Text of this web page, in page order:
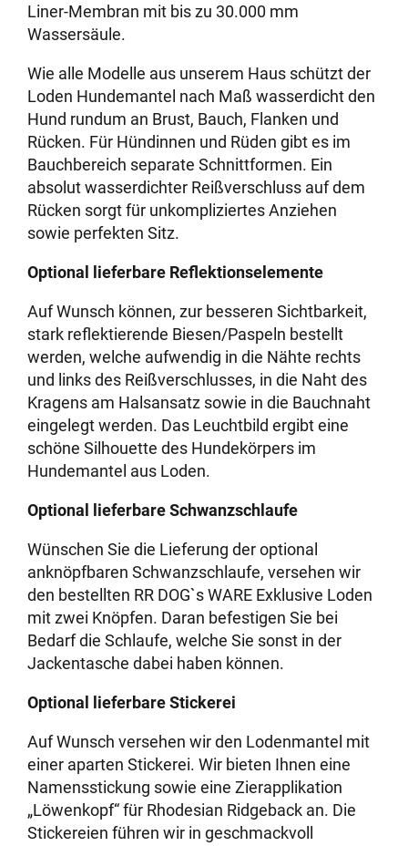
Liner-Membran mit bis zu 30.000 mm
Wassersäule.
Wie alle Modelle aus unserem Haus schützt der
Loden Hundemantel nach Maß wasserdicht den
Hund rundum an Brust, Bauch, Flanken und
Rücken. Für Hündinnen und Rüden gibt es im
Bauchbereich separate Schnittformen. Ein
absolut wasserdichter Reißverschluss auf dem
Rücken sorgt für unkompliziertes Anziehen
sowie perfekten Sitz.
Optional lieferbare Reflektionselemente
Auf Wunsch können, zur besseren Sichtbarkeit,
stark reflektierende Biesen/Paspeln bestellt
werden, welche aufwendig in die Nähte rechts
und links des Reißverschlusses, in die Naht des
Kragens am Halsansatz sowie in die Bauchnaht
eingelegt werden. Das Leuchtbild ergibt eine
schöne Silhouette des Hundekörpers im
Hundemantel aus Loden.
Optional lieferbare Schwanzschlaufe
Wünschen Sie die Lieferung der optional
anknöpfbaren Schwanzschlaufe, versehen wir
den bestellten RR DOG`s WARE Exklusive Loden
mit zwei Knöpfen. Daran befestigen Sie bei
Bedarf die Schlaufe, welche Sie sonst in der
Jackentasche dabei haben können.
Optional lieferbare Stickerei
Auf Wunsch versehen wir den Lodenmantel mit
einer aparten Stickerei. Wir bieten Ihnen eine
Namensstickung sowie eine Zierapplikation
„Löwenkopf“ für Rhodesian Ridgeback an. Die
Stickereien führen wir in geschmackvoll